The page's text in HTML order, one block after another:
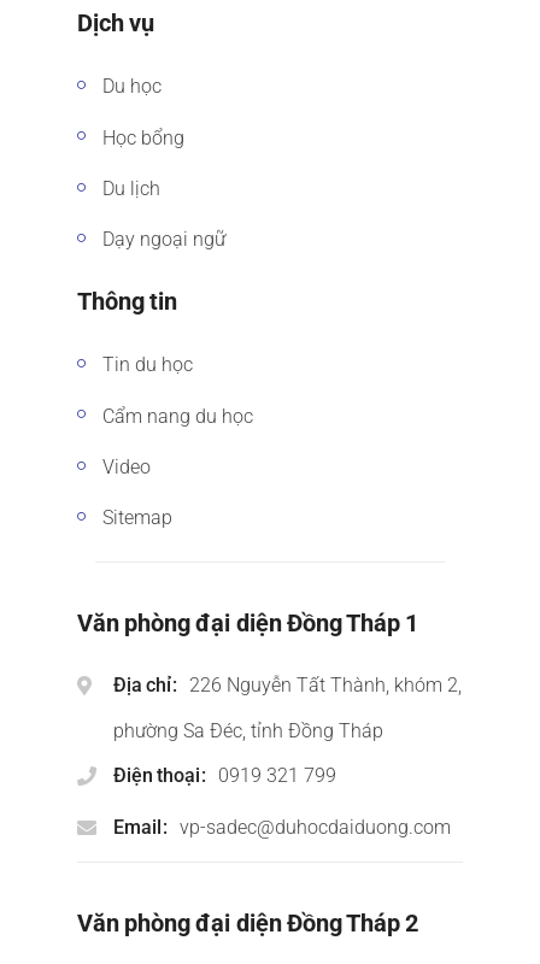
Dịch vụ
Du học
Học bổng
Du lịch
Dạy ngoại ngữ
Thông tin
Tin du học
Cẩm nang du học
Video
Sitemap
Văn phòng đại diện Đồng Tháp 1
Địa chỉ
226 Nguyễn Tất Thành, khóm 2,
phường Sa Đéc, tỉnh Đồng Tháp
Điện thoại
0919 321 799
Email vp-sadec@duhocdaiduong.com
Văn phòng đại diện Đồng Tháp 2